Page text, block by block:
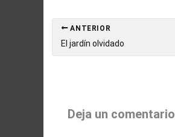
ANTERIOR
El jardín olvidado
Deja un comentario